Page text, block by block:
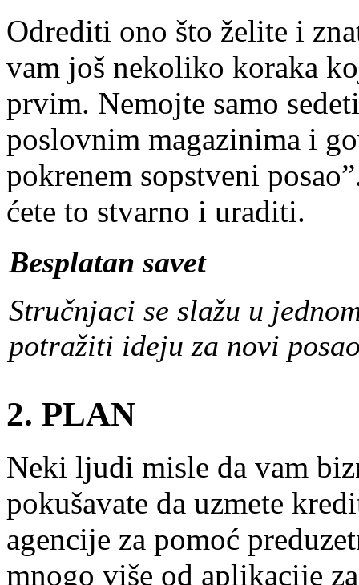
Odrediti ono što želite i
vam još nekoliko koraka
prvim. Nemojte samo
poslovnim magazinima i
pokrenem sopstveni
ćete to stvarno i uraditi.
Besplatan savet
Stručnjaci se slažu u
potražiti ideju za novi
2. PLAN
Neki ljudi misle da vam
pokušavate da uzmete
agencije za pomoć
mnogo više od aplikacije